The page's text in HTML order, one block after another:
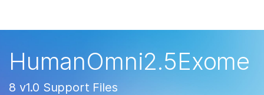
学习
HumanOmni2.5Exome
8 v1.0 Support Files
癌症研究
微生物学
临床肿瘤学